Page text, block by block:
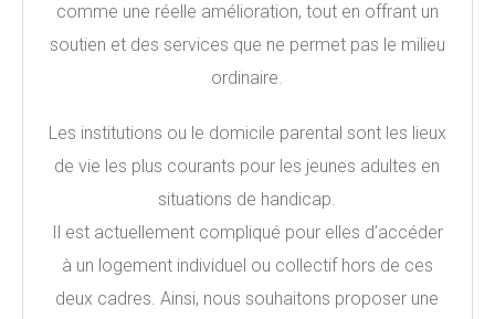
comme une réelle amélioration, tout en offrant un
soutien et des services que ne permet pas le milieu
ordinaire.
Les institutions ou le domicile parental sont les lieux
de vie les plus courants pour les jeunes adultes en
situations de handicap.
Il est actuellement compliqué pour elles d’accéder
à un logement individuel ou collectif hors de ces
deux cadres. Ainsi, nous souhaitons proposer une